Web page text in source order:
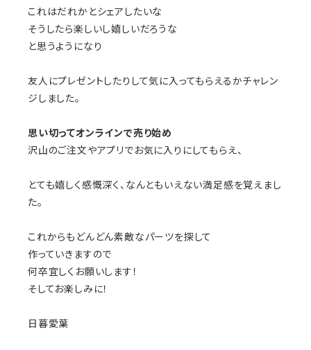
これはだれかとシェアしたいな
そうしたら楽しいし嬉しいだろうな
と思うようになり
友人にプレゼントしたりして気に入ってもらえるかチャレン
ジしました。
思い切ってオンラインで売り始め
沢山のご注文やアプリでお気に入りにしてもらえ、
とても嬉しく感慨深く、なんともいえない満足感を覚えまし
た。
これからもどんどん素敵なパーツを探して
作っていきますので
何卒宜しくお願いします！
そしてお楽しみに！
日暮愛葉